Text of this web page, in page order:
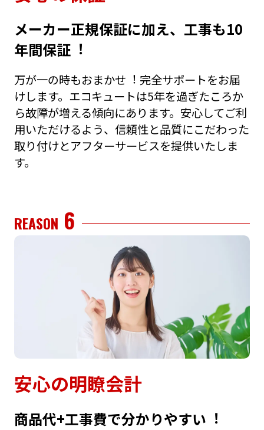
メーカー正規保証に加え、⼯事も10
年間保証︕
万が⼀の時もおまかせ︕ 完全サポートをお届
けします。エコキュートは5年を過ぎたころか
ら故障が増える傾向にあります。安⼼してご利
⽤いただけるよう、信頼性と品質にこだわった
取り付けとアフターサービスを提供いたしま
す。
REASON 6
安⼼の明瞭会計
商品代+⼯事費で分かりやすい︕